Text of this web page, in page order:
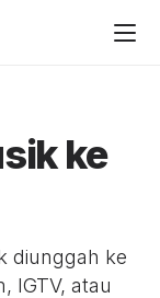
ke
diunggah ke
IGTV, atau